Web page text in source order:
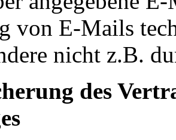
von E-Mails
nicht z.B.
des